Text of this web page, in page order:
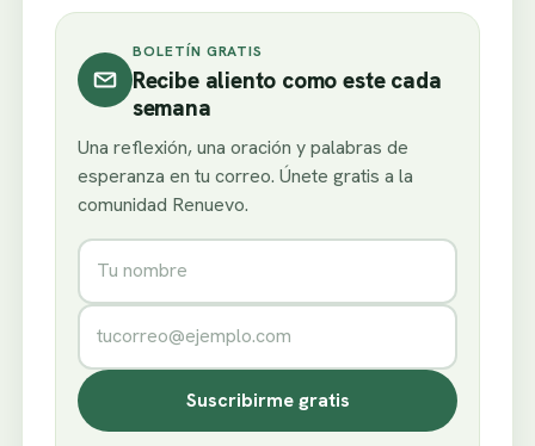
BOLETÍN GRATIS
Recibe aliento como este cada
semana
Una reflexión, una oración y palabras de
esperanza en tu correo. Únete gratis a la
comunidad Renuevo.
Nombre
Correo electrónico
Suscribirme gratis